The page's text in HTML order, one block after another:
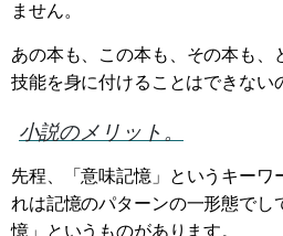
ません。
あの本も、この本も、その本も、
技能を身に付けることはできない
小説のメリット。
先程、「意味記憶」というキーワ
れは記憶のパターンの一形態でし
憶」というものがあります。